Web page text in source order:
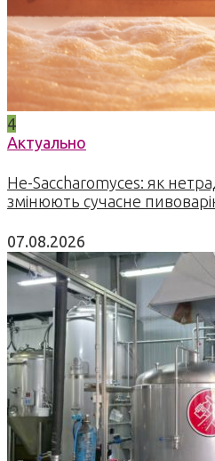
4
Актуально
Не-Saccharomyces: як
змінюють сучасне
07.08.2026